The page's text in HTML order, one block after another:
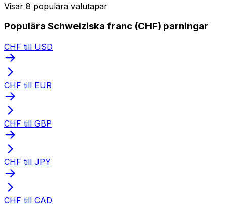
Visar 8 populära valutapar
Populära Schweiziska franc (CHF) parningar
CHF till USD
CHF till EUR
CHF till GBP
CHF till JPY
CHF till CAD